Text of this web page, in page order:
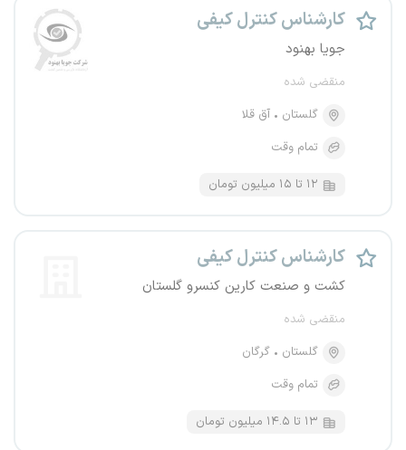
کارشناس کنترل کیفی
جویا بهنود
منقضی شده
گلستان
آق قلا
تمام وقت
۱۲ تا ۱۵ میلیون تومان
کارشناس کنترل کیفی
کشت و صنعت کارین کنسرو گلستان
منقضی شده
گلستان
گرگان
تمام وقت
۱۳ تا ۱۴.۵ میلیون تومان